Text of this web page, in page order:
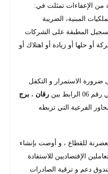
من الإعفاءات تمثلت في:
المبنية، الضريبة
المطبقة على الشركات
أو حلها أو زيادة أو اهتلاك أو
ضرورة الاستمرار و التكفل
بين
رقان ، برج
الفرعية التي تربطه
للقطاع ، و أوصت بإنشاء
الإقتصاديين للاستفادة
دعم و ترقية الصادرات